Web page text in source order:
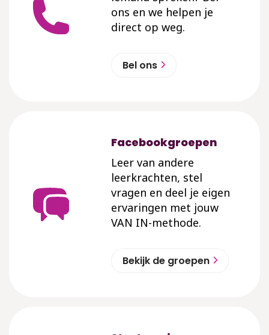
ons en we helpen je
direct op weg.
Bel ons
Facebookgroepen
Leer van andere
leerkrachten, stel
vragen en deel je eigen
ervaringen met jouw
VAN IN-methode.
Bekijk de groepen